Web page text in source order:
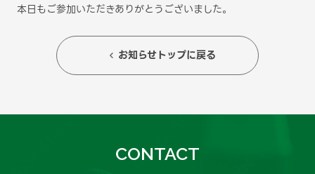
本日もご参加いただきありがとうございました。
 お知らせトップに戻る
CONTACT